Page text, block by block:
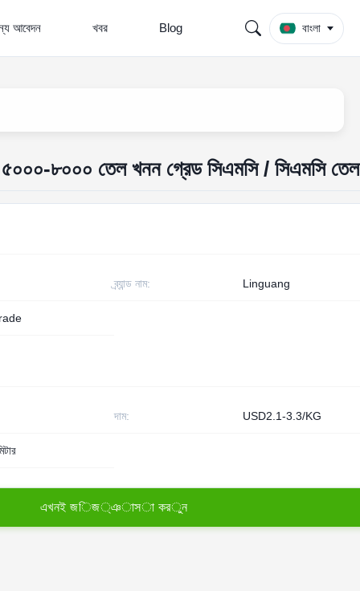
আবেদন খবর Blog বাংলা
৫০০০-৮০০০ তেল খনন গ্রেড সিএমসি / সিএমসি
ব্র্যান্ড নাম: Linguang
দাম: USD2.1-3.3/KG
এখনই জিজ্ঞাসা করুন